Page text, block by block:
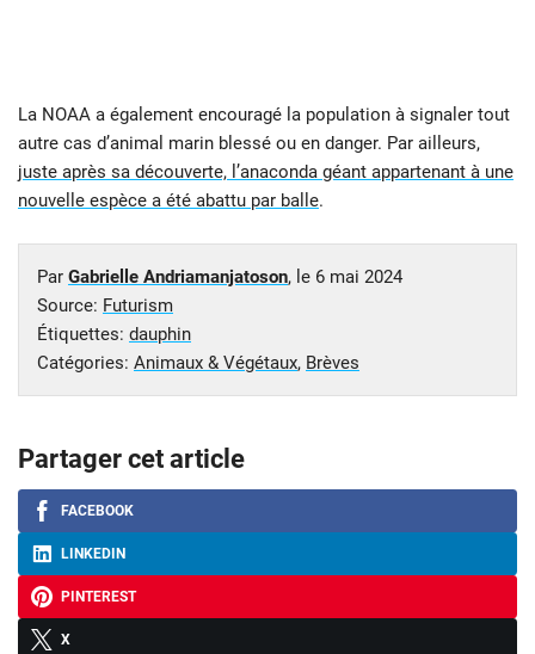
La NOAA a également encouragé la population à signaler tout
autre cas d’animal marin blessé ou en danger. Par ailleurs,
juste après sa découverte, l’anaconda géant appartenant à une
nouvelle espèce a été abattu par balle.
Par Gabrielle Andriamanjatoson, le 6 mai 2024
Source: Futurism
Étiquettes: dauphin
Catégories: Animaux & Végétaux, Brèves
Partager cet article
FACEBOOK
LINKEDIN
PINTEREST
X